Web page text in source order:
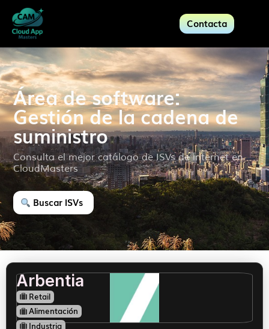
Contacta
Área de software:
Gestión de la cadena de
suministro
Consulta el mejor catálogo de ISVs de internet en
CloudMasters
Buscar ISVs
Arbentia
Retail
Alimentación
Industria